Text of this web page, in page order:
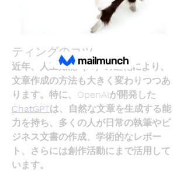
ChatGPTを使った日本語ライ
ティングのコツ
近年、人工知能（AI）の進化により、
文章作成の方法も大きく変わりつつあ
ります。特に、OpenAIが開発した
ChatGPTは、自然な文章を生成する能
力を持ち、多くの人が日常の執筆やビ
ジネス文書の作成、学術的なレポー
ト、さらには創作活動にまで活用して
います。